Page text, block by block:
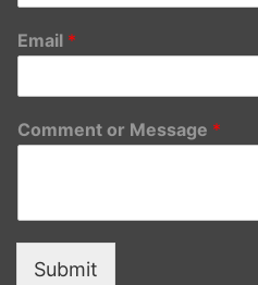
Email *
Comment or Message *
Submit